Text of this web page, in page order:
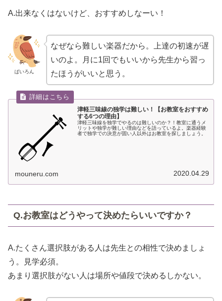
A.出来なくはないけど、おすすめしなーい！
ばいろん
なぜなら難しい楽器だから。上達の初速が遅
いのよ。月に1回でもいいから先生から習っ
たほうがいいと思う。
津軽三味線の独学は難しい！【お教室をおすすめ
する6つの理由】
津軽三味線を独学でやるのは難しいのか？！教室に通うメ
リットや独学が難しい理由などを語っているよ。楽器経験
者で独学での決意が固い人以外はお教室を探しましょう。
mouneru.com 2020.04.29
Q.お教室はどうやって決めたらいいですか？
A.たくさん選択肢がある人は先生との相性で決めましょ
う。見学必須。
あまり選択肢がない人は場所や値段で決めるしかない。